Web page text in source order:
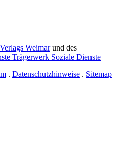
Verlags Weimarund des
Trägerwerk Soziale Dienste
. Datenschutzhinweise . Sitemap